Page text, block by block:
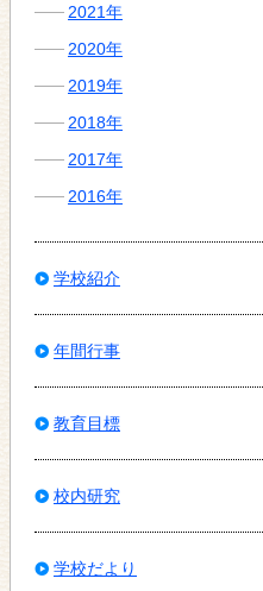
2021年
2020年
2019年
2018年
2017年
2016年
学校紹介
年間行事
教育目標
校内研究
学校だより